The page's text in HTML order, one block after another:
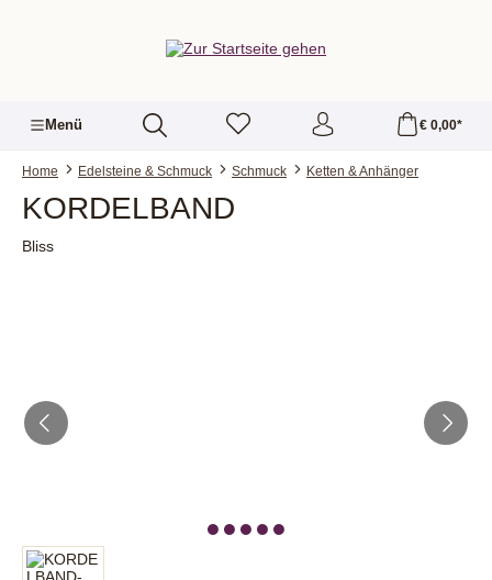
Menü € 0,00*
Home Edelsteine & Schmuck Schmuck Ketten & Anhänger
KORDELBAND
Bliss